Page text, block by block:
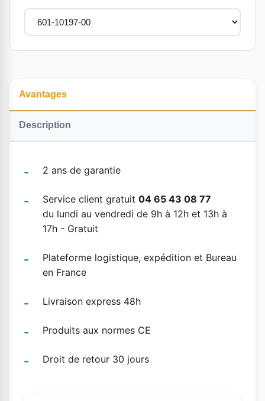
Avantages
Description
2 ans de garantie
Service client gratuit 04 65 43 08 77
du lundi au vendredi de 9h à 12h et 13h à
17h - Gratuit
Plateforme logistique, expédition et Bureau
en France
Livraison express 48h
Produits aux normes CE
Droit de retour 30 jours